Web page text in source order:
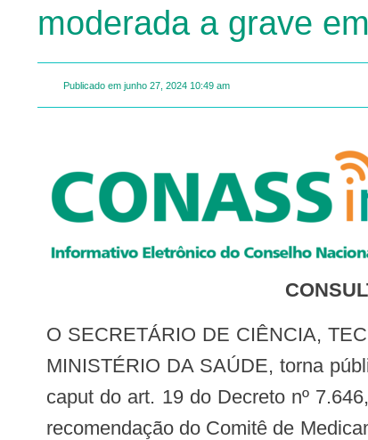
moderada a grave
Publicado em junho 27, 2024 10:49 am
O SECRETÁRIO DE CIÊNCIA, TECNOLOGIA E INOVAÇÃO E DO COMPLEXO ECONÔMICO-INDUSTRIAL DA SAÚDE DO
MINISTÉRIO DA SAÚDE, torna
caput do art. 19 do Decreto nº
recomendação do Comitê de